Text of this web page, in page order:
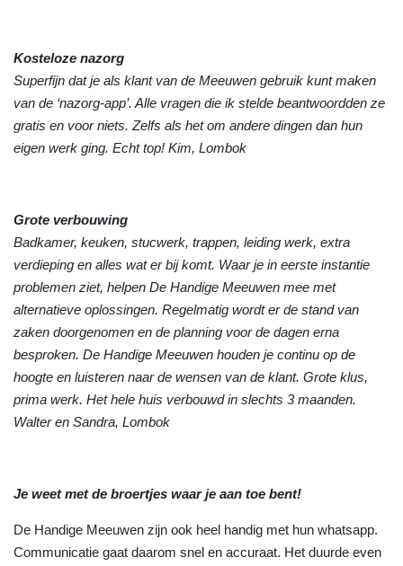
Kosteloze nazorg
Superfijn dat je als klant van de Meeuwen gebruik kunt maken
van de ‘nazorg-app’. Alle vragen die ik stelde beantwoordden ze
gratis en voor niets. Zelfs als het om andere dingen dan hun
eigen werk ging. Echt top! Kim, Lombok
Grote verbouwing
Badkamer, keuken, stucwerk, trappen, leiding werk, extra
verdieping en alles wat er bij komt. Waar je in eerste instantie
problemen ziet, helpen De Handige Meeuwen mee met
alternatieve oplossingen. Regelmatig wordt er de stand van
zaken doorgenomen en de planning voor de dagen erna
besproken. De Handige Meeuwen houden je continu op de
hoogte en luisteren naar de wensen van de klant. Grote klus,
prima werk. Het hele huis verbouwd in slechts 3 maanden.
Walter en Sandra, Lombok
Je weet met de broertjes waar je aan toe bent!
De Handige Meeuwen zijn ook heel handig met hun whatsapp.
Communicatie gaat daarom snel en accuraat. Het duurde even